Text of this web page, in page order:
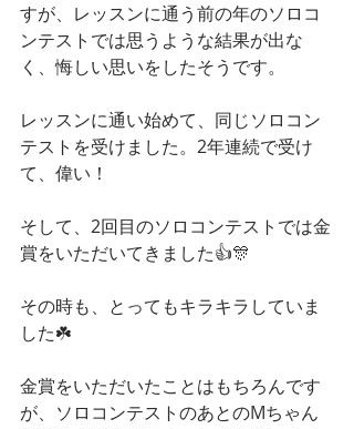
すが、レッスンに通う前の年のソロコ
ンテストでは思うような結果が出な
く、悔しい思いをしたそうです。
レッスンに通い始めて、同じソロコン
テストを受けました。2年連続で受け
て、偉い！
そして、2回目のソロコンテストでは金
賞をいただいてきました👍🎊
その時も、とってもキラキラしていま
した☘️
金賞をいただいたことはもちろんです
が、ソロコンテストのあとのMちゃん